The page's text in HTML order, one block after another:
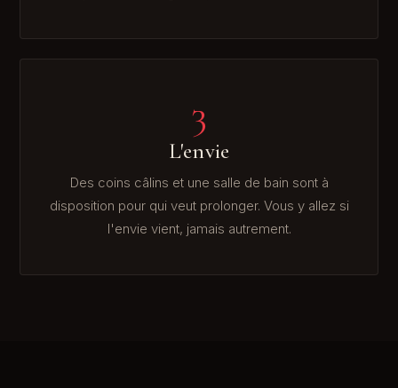
3
L'envie
Des coins câlins et une salle de bain sont à
disposition pour qui veut prolonger. Vous y allez si
l'envie vient, jamais autrement.